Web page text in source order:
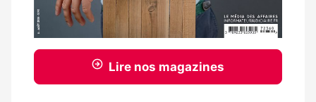
Lire nos magazines